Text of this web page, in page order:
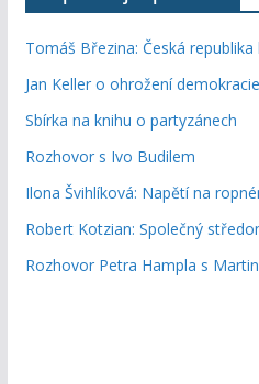
Tomáš Březina: Česká republika
Jan Keller o ohrožení demokracie
Sbírka na knihu o partyzánech
Rozhovor s Ivo Budilem
Ilona Švihlíková: Napětí na
Robert Kotzian: Společný
Rozhovor Petra Hampla s